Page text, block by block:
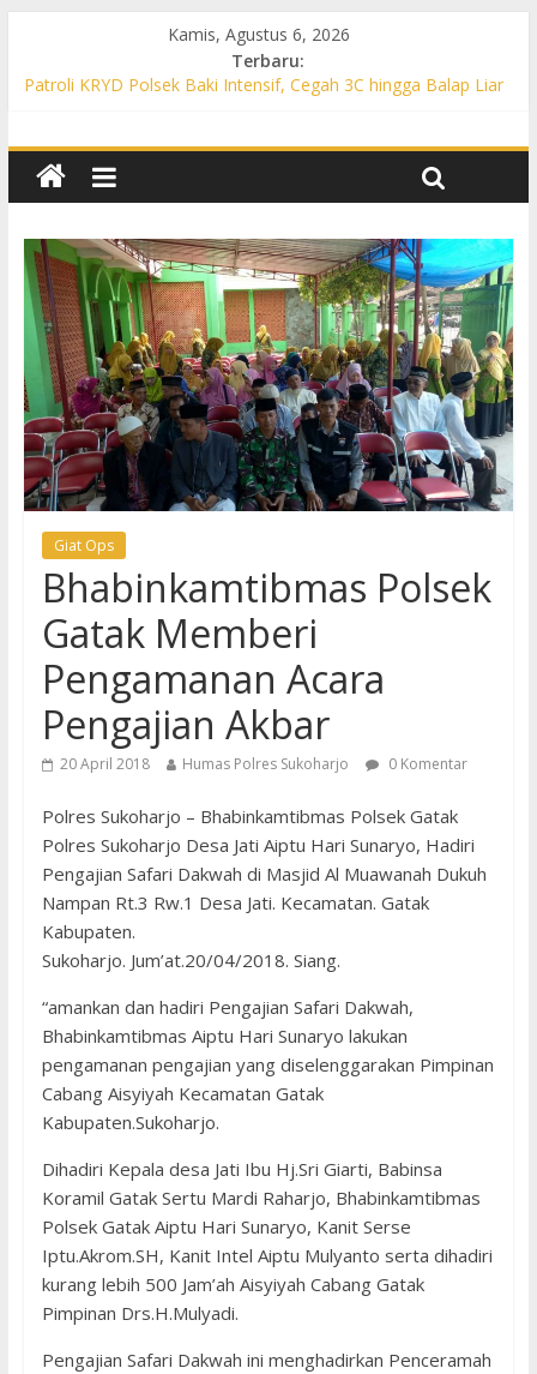
Kamis, Agustus 6, 2026
Terbaru:
Patroli KRYD Polsek Baki Intensif, Cegah 3C hingga Balap Liar
Permukiman, Warga Diajak Aktif Jaga Kamtibmas
Patroli Cegah Karhutla, Polsek Weru Sisir Lahan Kering dan
Patroli Blue Light KRYD Polsek Bendosari Sasar Objek Vital,
Polisi Ajak Warga Waspada dan Cegah Karhutla
Patroli Blue Light KRYD Polsek Kartasura Sasar Titik Rawan,
Cegah Kejahatan 3C
Giat Ops
Bhabinkamtibmas Polsek
Gatak Memberi
Pengamanan Acara
Pengajian Akbar
20 April 2018 Humas Polres Sukoharjo 0 Komentar
Polres Sukoharjo – Bhabinkamtibmas Polsek Gatak
Polres Sukoharjo Desa Jati Aiptu Hari Sunaryo, Hadiri
Pengajian Safari Dakwah di Masjid Al Muawanah Dukuh
Nampan Rt.3 Rw.1 Desa Jati. Kecamatan. Gatak
Kabupaten.
Sukoharjo. Jum’at.20/04/2018. Siang.
“amankan dan hadiri Pengajian Safari Dakwah,
Bhabinkamtibmas Aiptu Hari Sunaryo lakukan
pengamanan pengajian yang diselenggarakan Pimpinan
Cabang Aisyiyah Kecamatan Gatak
Kabupaten.Sukoharjo.
Dihadiri Kepala desa Jati Ibu Hj.Sri Giarti, Babinsa
Koramil Gatak Sertu Mardi Raharjo, Bhabinkamtibmas
Polsek Gatak Aiptu Hari Sunaryo, Kanit Serse
Iptu.Akrom.SH, Kanit Intel Aiptu Mulyanto serta dihadiri
kurang lebih 500 Jam’ah Aisyiyah Cabang Gatak
Pimpinan Drs.H.Mulyadi.
Pengajian Safari Dakwah ini menghadirkan Penceramah